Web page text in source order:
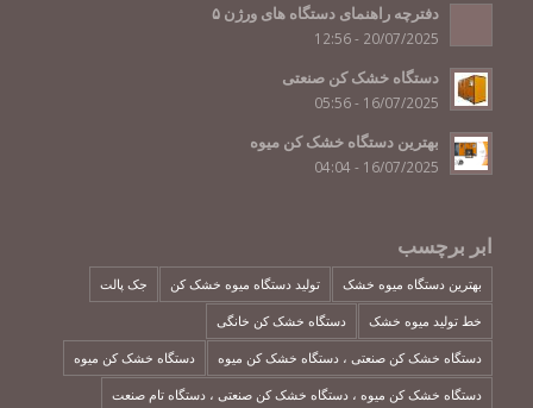
دفترچه راهنمای دستگاه های ورژن ۵
20/07/2025 - 12:56
دستگاه خشک کن صنعتی
16/07/2025 - 05:56
بهترین دستگاه خشک کن میوه
16/07/2025 - 04:04
ابر برچسب
بهترین دستگاه میوه خشک تولید دستگاه میوه خشک کن جک پالت
خط تولید میوه خشک دستگاه خشک کن خانگی
دستگاه خشک کن صنعتی ، دستگاه خشک کن میوه دستگاه خشک کن میوه
دستگاه خشک کن میوه ، دستگاه خشک کن صنعتی ، دستگاه تام صنعت